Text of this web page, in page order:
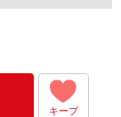
キープ